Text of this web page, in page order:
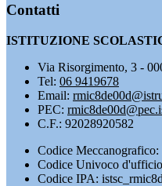
Contatti
ISTITUZIONE
Via Risorgimento, 3 -
Tel: 06 9419678
Email:
PEC:
C.F.: 92028920582
Codice
Codice Univoco
Codice IPA: